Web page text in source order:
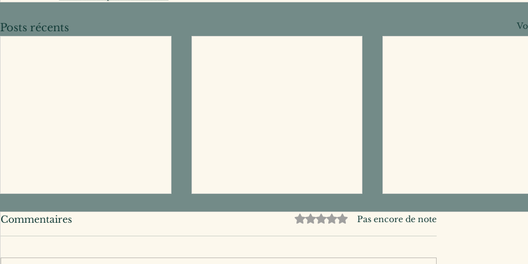
Posts récents
Commentaires Noté 0 étoile sur 5.Pas encore de note